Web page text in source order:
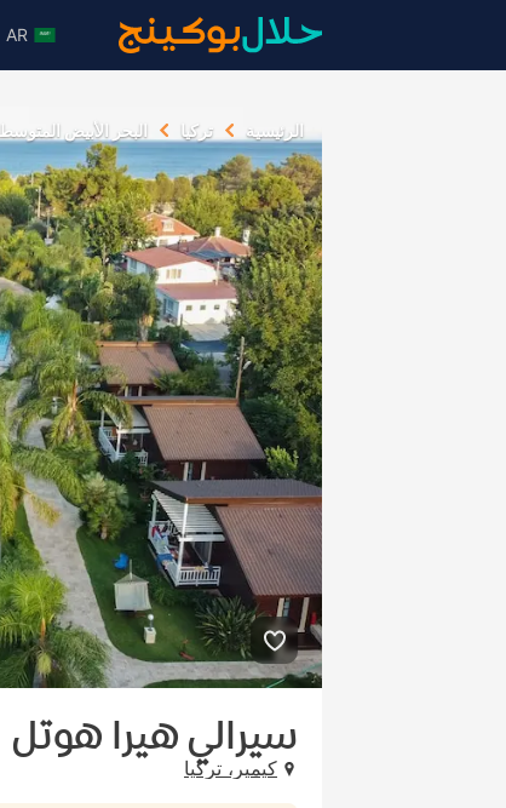
AR
الرئيسية تركيا البحر الأبيض المتوسط
سيرالي هيرا هوتل
كيمير، تركيا